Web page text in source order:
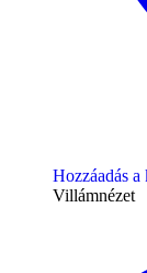
Hozzáadás a
Villámnézet